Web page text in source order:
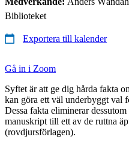
Biblioteket
Exportera till kalender
Gå in i Zoom
Syftet är att ge dig hårda fakta
kan göra ett väl underbyggt val
Dessa fakta eliminerar
manuskript till ett av de ruttna
(rovdjursförlagen).